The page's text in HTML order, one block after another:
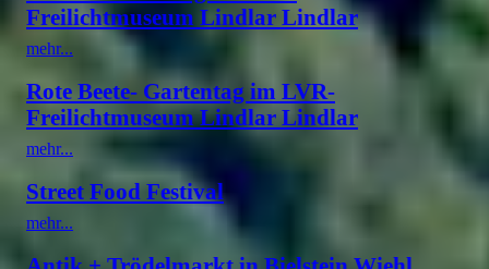
Freilichtmuseum Lindlar Lindlar
mehr...
Rote Beete- Gartentag im LVR-
Freilichtmuseum Lindlar Lindlar
mehr...
Street Food Festival
mehr...